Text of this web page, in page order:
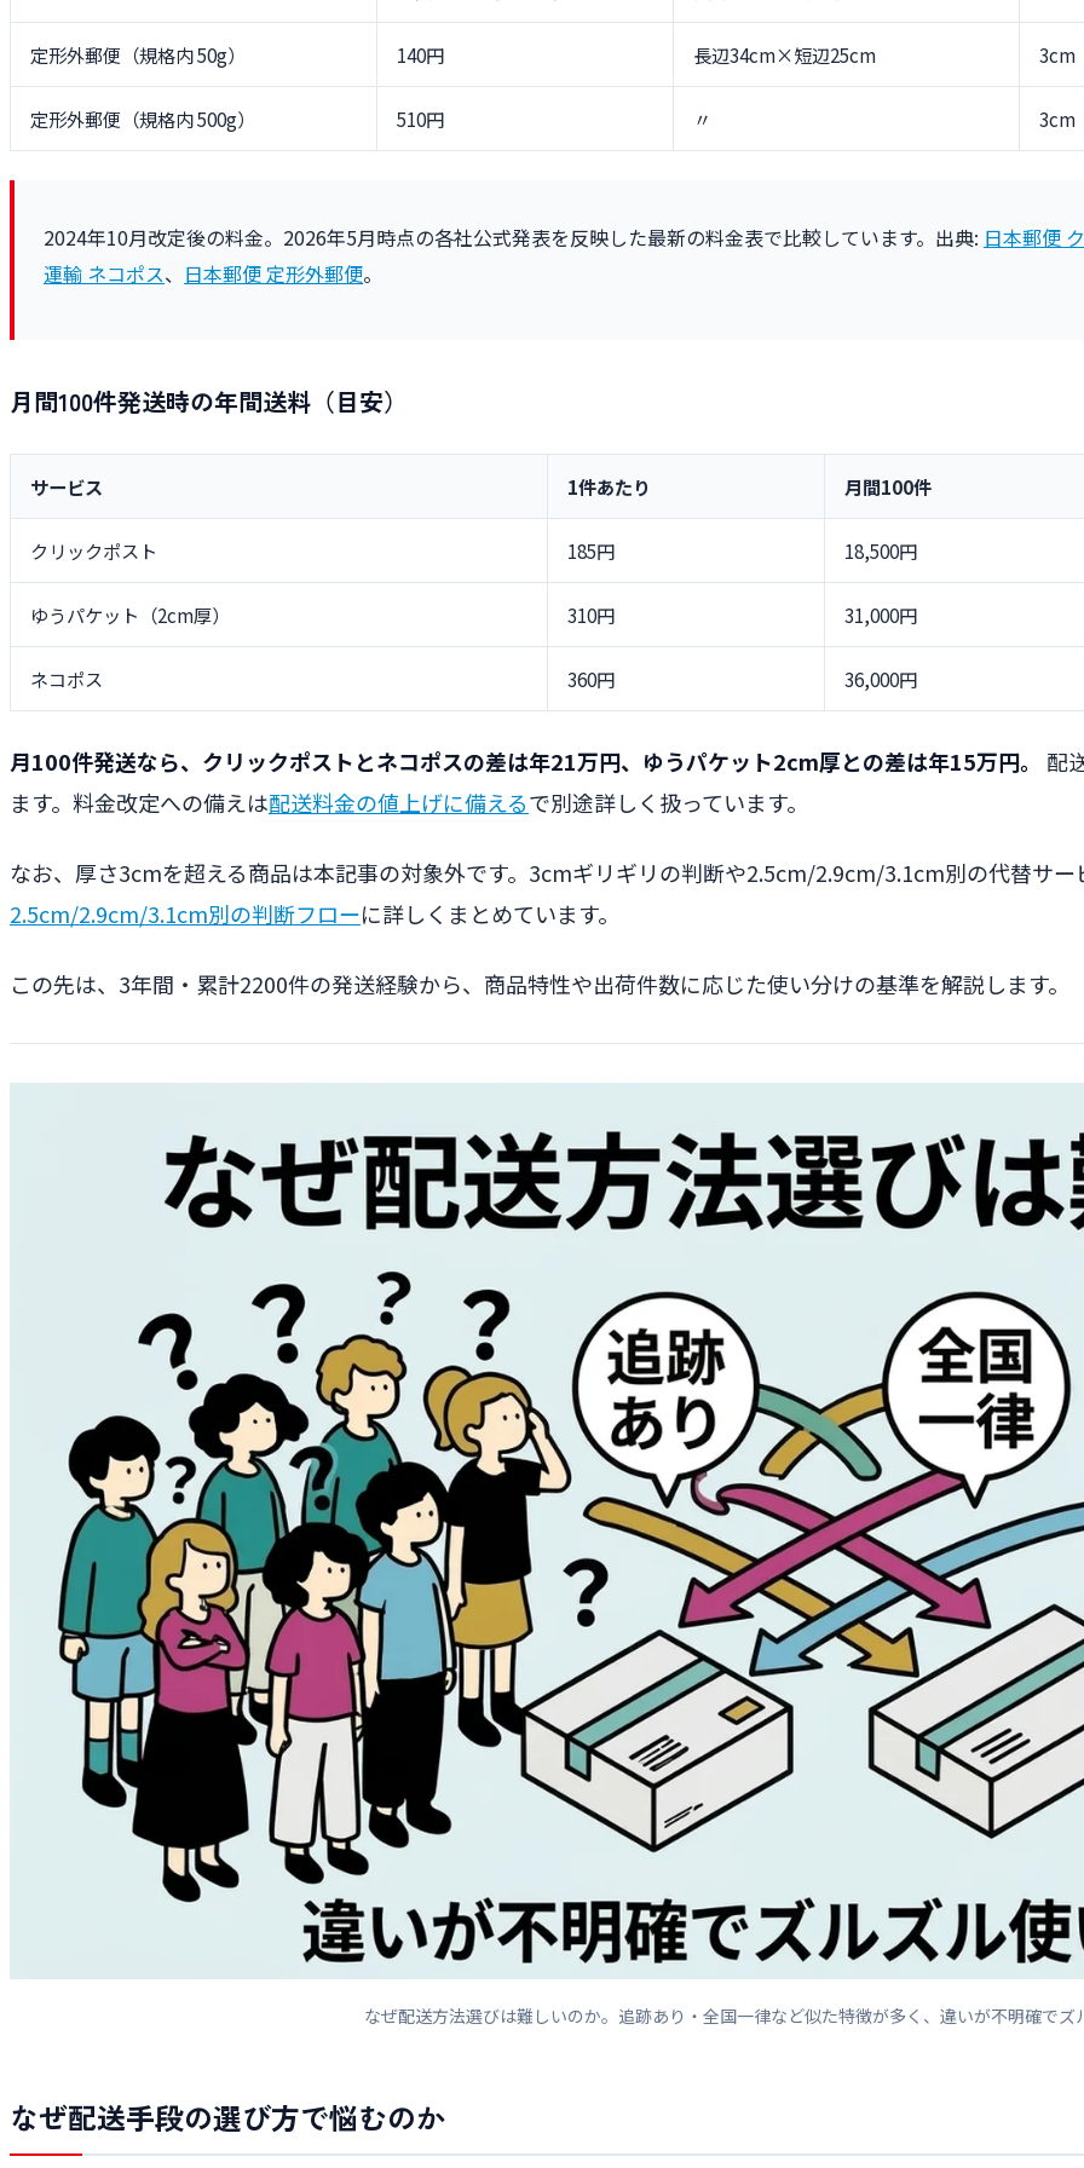
定形外郵便（規格内 50g） 140円 長辺34cm×短辺25cm 3cm
定形外郵便（規格内 500g） 510円 〃 3cm
2024年10月改定後の料金。2026年5月時点の各社公式発表を反映した最新の料金表で比較しています。出典: 日本郵便
運輸 ネコポス、 日本郵便 定形外郵便。
月間100件発送時の年間送料（目安）
サービス 1件あたり 月間100件
クリックポスト 185円 18,500円
ゆうパケット（2cm厚） 310円 31,000円
ネコポス 360円 36,000円
月100件発送なら、クリックポストとネコポスの差は年21万円、ゆうパケット2cm厚との差は年15万円。
配
ます。料金改定への備えは配送料金の値上げに備えるで別途詳しく扱っています。
なお、厚さ3cmを超える商品は本記事の対象外です。3cmギリギリの判断や2.5cm/2.9cm/3.1cm別の代替サー
2.5cm/2.9cm/3.1cm別の判断フローに詳しくまとめています。
この先は、3年間・累計2200件の発送経験から、商品特性や出荷件数に応じた使い分けの基準を解説します。
なぜ配送方法選びは難しいのか。追跡あり・全国一律など似た特徴が多く、違いが不明確で
なぜ配送手段の選び方で悩むのか